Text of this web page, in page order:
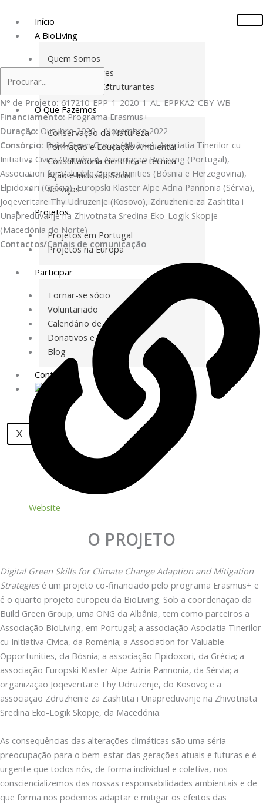
content
Início
A BioLiving
Quem Somos
Missão e Valores
Documentos Estruturantes
O Que Fazemos
Conservação da Natureza
Formação e Educação Ambiental
Consultadoria científica e técnica
Ação e Inclusão Social
Serviços
Projetos
Projetos em Portugal
Projetos na Europa
Participar
Tornar-se sócio
Voluntariado
Calendário de Atividades
Donativos e Mecenato
Blog
Contactos
X
Nº de Projeto: 617210-EPP-1-2020-1-AL-EPPKA2-CBY-WB
Financiamento: Programa Erasmus+
Duração: Outubro 2020 – Novembro 2022
Consórcio: Build Green Group (Albânia), Asociatia Tinerilor cu
Initiativa Civica (Roménia), Associação BioLiving (Portugal),
Association for Valuable Opportunities (Bósnia e Herzegovina),
Elpidoxori (Grécia), Europski Klaster Alpe Adria Pannonia (Sérvia),
Joqeveritare Thy Udruzenje (Kosovo), Zdruzhenie za Zashtita i
Unapreduvanje na Zhivotnata Sredina Eko-Logik Skopje
(Macedónia do Norte)
Contactos/Canais de comunicação
Website
O PROJETO
Digital Green Skills for Climate Change Adaption and Mitigation
Strategiesé um projeto co-financiado pelo programa Erasmus+ e
é o quarto projeto europeu da BioLiving. Sob a coordenação da
Build Green Group, uma ONG da Albânia, tem como parceiros a
Associação BioLiving, em Portugal; a associação Asociatia Tinerilor
cu Initiativa Civica, da Roménia; a Association for Valuable
Opportunities, da Bósnia; a associação Elpidoxori, da Grécia; a
associação Europski Klaster Alpe Adria Pannonia, da Sérvia; a
organização Joqeveritare Thy Udruzenje, do Kosovo; e a
associação Zdruzhenie za Zashtita i Unapreduvanje na Zhivotnata
Sredina Eko-Logik Skopje, da Macedónia.
​As consequências das alterações climáticas são uma séria
preocupação para o bem-estar das gerações atuais e futuras e é
urgente que todos nós, de forma individual e coletiva, nos
consciencializemos das nossas responsabilidades ambientais e de
que forma nos podemos adaptar e mitigar os efeitos das